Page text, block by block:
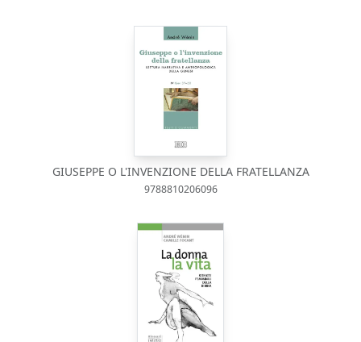
GIUSEPPE O L'INVENZIONE DELLA FRATELLANZA
9788810206096